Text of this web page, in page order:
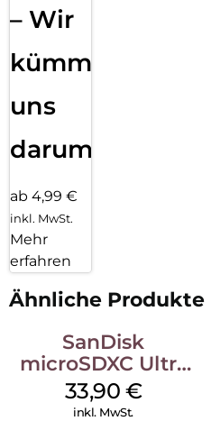
– Wir
kümmern
uns
darum!
ab 4,99 €
inkl. MwSt.
Mehr
erfahren
Ähnliche Produkte
SanDisk
microSDXC Ultra
128 GB + Adapter
Mobile
33,90 €
inkl. MwSt.